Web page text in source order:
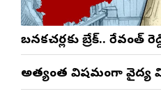
బనకచర్లకు బ్రేక్.. రేవంత్
అత్యంత విషమంగా వైద్య